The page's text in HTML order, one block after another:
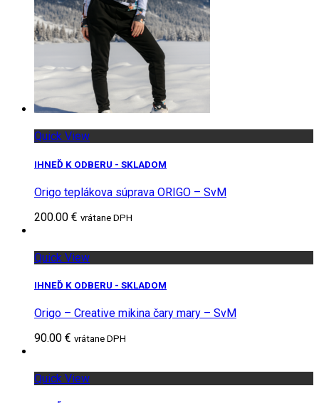
Quick View
IHNEĎ K ODBERU - SKLADOM
Origo teplákova súprava ORIGO – SvM
200.00 € vrátane DPH
Quick View
IHNEĎ K ODBERU - SKLADOM
Origo – Creative mikina čary mary – SvM
90.00 € vrátane DPH
Quick View